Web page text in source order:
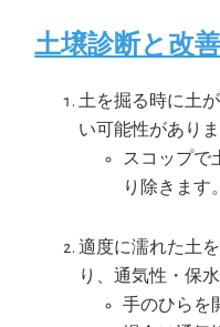
土壌診断と改
土を掘る時に土
い可能性がありま
スコップで
り除きます。
適度に濡れた土
り、通気性・保
手のひらを